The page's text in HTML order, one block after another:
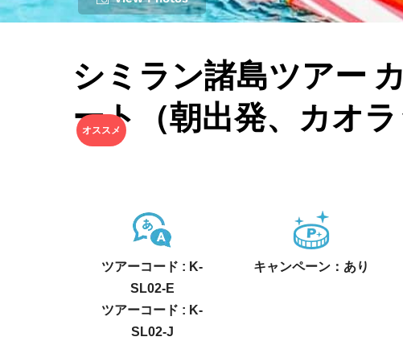
シミラン諸島ツアー
ート（朝出発、カオラ
オススメ
ツアーコード : K-
SL02-E
ツアーコード : K-
SL02-J
キャンペーン：あり